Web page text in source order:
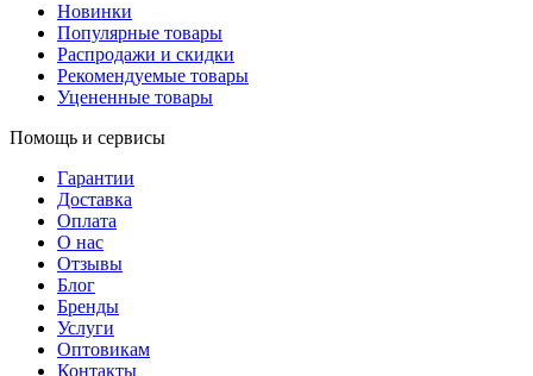
Новинки
Популярные товары
Распродажи и скидки
Рекомендуемые товары
Уцененные товары
Помощь и сервисы
Гарантии
Доставка
Оплата
О нас
Отзывы
Блог
Бренды
Услуги
Оптовикам
Контакты